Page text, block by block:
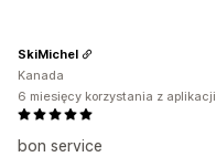
bon service
SkiMichel
Kanada
6 miesięcy korzystania z aplikacji